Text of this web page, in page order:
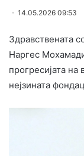
14.05.2026 09:53
Здравствената
Наргес
прогресијата на
нејзината